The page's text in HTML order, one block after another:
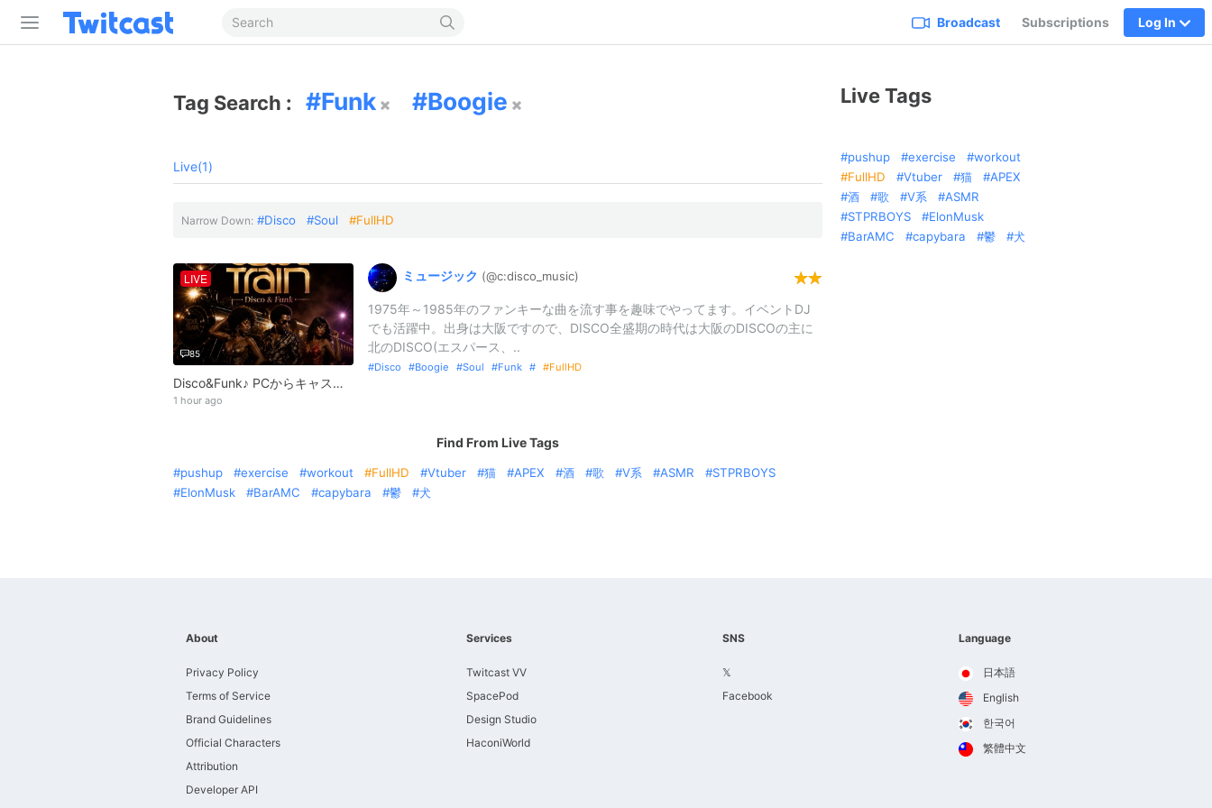
Broadcast Subscriptions Log In
Tag Search : Funk Boogie
Live(1)
Narrow Down: Disco Soul FullHD
LIVE
85
Disco&Funk♪ PCからキャス配信中
1 hour ago
ミュージック (@c:disco_ music)
1975年～1985年のファンキーな曲を流す事を趣味でやってます。イベントDJ
でも活躍中。出身は大阪ですので、DISCO全盛期の時代は大阪のDISCOの主に
北のDISCO(エスパース、..
Disco Boogie Soul Funk FullHD
Find From Live Tags
pushup exercise workout FullHD Vtuber 猫 APEX 酒 歌 V系 ASMR
STPRBOYS
ElonMusk
BarAMC capybara 鬱 犬
Live Tags
pushup exercise
workout
FullHD
Vtuber 猫
APEX
酒
歌 V系
ASMR
STPRBOYS
ElonMusk
BarAMC
capybara 鬱 犬
About
Privacy Policy
Terms of Service
Brand Guidelines
Official Characters
Attribution
Developer API
Services
Twitcast VV
SpacePod
Design Studio
HaconiWorld
SNS
𝕏
Facebook
Language
日本語
English
한국어
繁體中文